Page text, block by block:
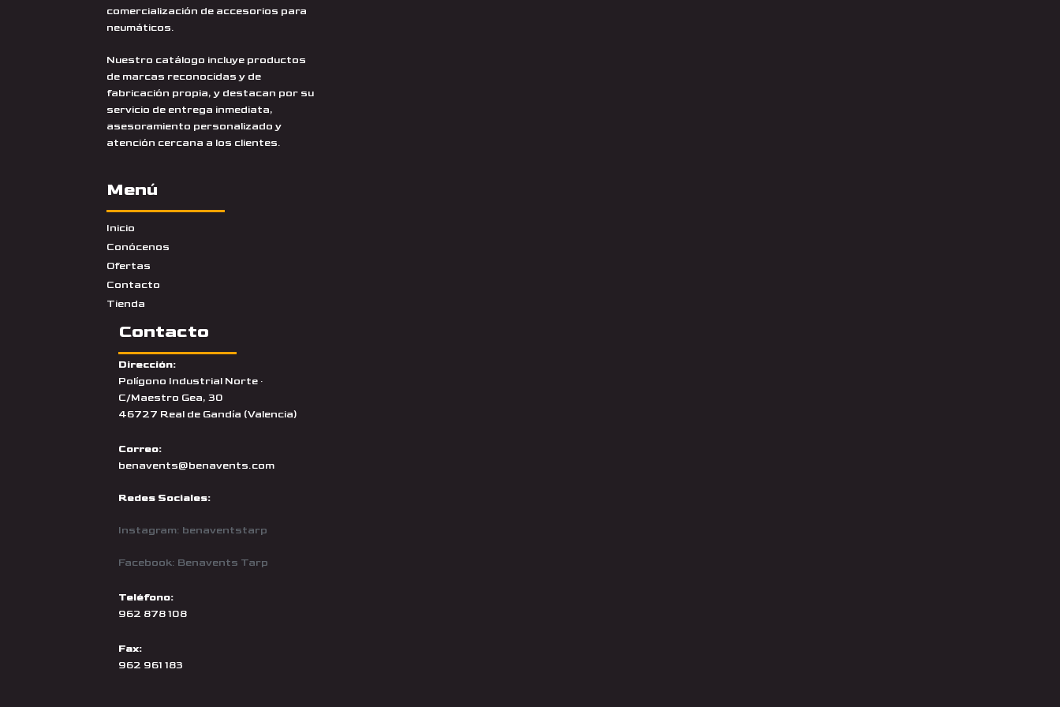
comercialización de accesorios para
neumáticos.
Nuestro catálogo incluye productos
de marcas reconocidas y de
fabricación propia, y destacan por su
servicio de entrega inmediata,
asesoramiento personalizado y
atención cercana a los clientes.
Menú
Inicio
Conócenos
Ofertas
Contacto
Tienda
Contacto
Dirección:
Polígono Industrial Norte ·
C/Maestro Gea, 30
46727 Real de Gandía (Valencia)
Correo:
benavents@benavents.com
Redes Sociales:
Instagram: benaventstarp
Facebook: Benavents Tarp
Teléfono:
962 878 108
Fax:
962 961 183